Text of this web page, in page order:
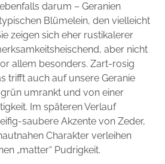
darum – Geranien
Blümelein, den vielleicht
zeigen sich eher rustikalerer
aber nicht
allem besonders. Zart-rosig
trifft auch auf unsere Geranie
umrankt und von einer
Im späteren Verlauf
saubere Akzente von Zeder,
Charakter verleihen
„matter“ Pudrigkeit.